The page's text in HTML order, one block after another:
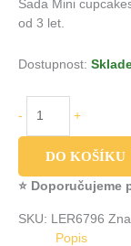
Sada Mini
od 3 let.
Dostupnost:
- +
DO KOŠÍKU
⭐ Doporučujeme
SKU: LER6796
Popis